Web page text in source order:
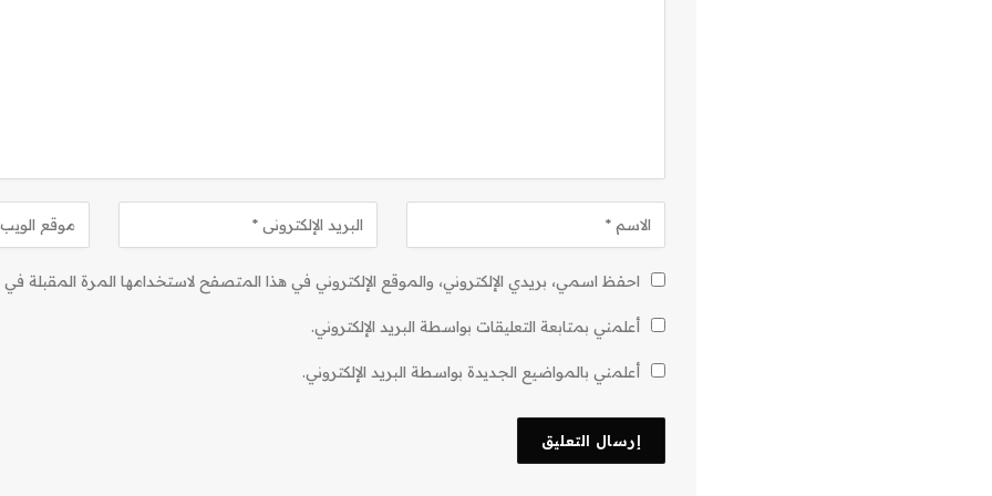
احفظ اسمي، بريدي الإلكتروني، والموقع الإلكتروني في هذا المتصفح لاستخدامها المرة المقبلة في
أعلمني بمتابعة التعليقات بواسطة البريد الإلكتروني.
أعلمني بالمواضيع الجديدة بواسطة البريد الإلكتروني.